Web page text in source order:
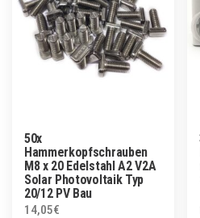
50x
Hammerkopfschrauben
M8 x 20 Edelstahl A2 V2A
Solar Photovoltaik Typ
20/12 PV Bau
14,05€